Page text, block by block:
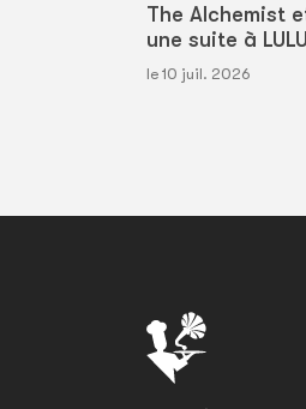
The Alchemist
une suite à LULU
le 10 juil. 2026